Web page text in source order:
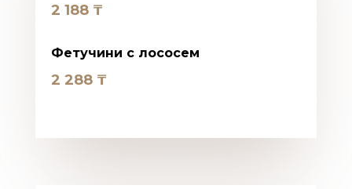
2 188 ₸
Фетучини с лососем
2 288 ₸